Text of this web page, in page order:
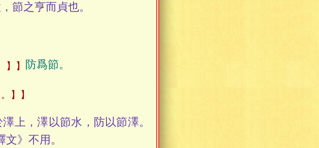
節之亨而貞也。
】 防爲節。
】
上，澤以節水，防以節澤。
》不用。